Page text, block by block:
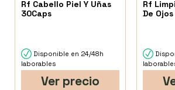
Rf Cabello Piel Y Uñas
30Caps
Disponible en 24/48h
laborables
Ver precio
Rf
De